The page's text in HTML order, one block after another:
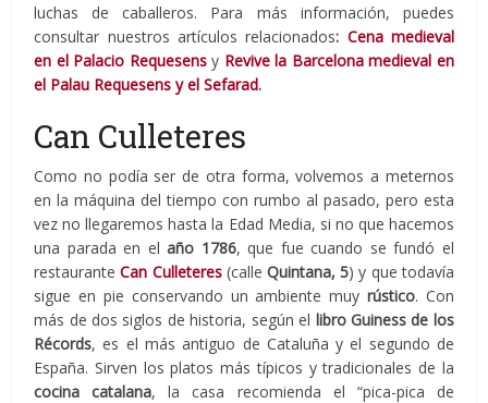
luchas de caballeros. Para más información, puedes
consultar nuestros artículos relacionados: Cena medieval
en el Palacio Requesensy Revive la Barcelona medieval en
el Palau Requesens y el Sefarad.
Can Culleteres
Como no podía ser de otra forma, volvemos a meternos
en la máquina del tiempo con rumbo al pasado, pero esta
vez no llegaremos hasta la Edad Media, si no que hacemos
una parada en elaño 1786, que fue cuando se fundó el
restauranteCan Culleteres(calleQuintana, 5) y que todavía
sigue en pie conservando un ambiente muy rústico. Con
más de dos siglos de historia, según el libro Guiness de los
Récords, es el más antiguo de Cataluña y el segundo de
España. Sirven los platos más típicos y tradicionales de la
cocina catalana, la casa recomienda el “pica-pica de